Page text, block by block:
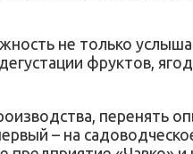
не только
фруктов,
перенять
– на